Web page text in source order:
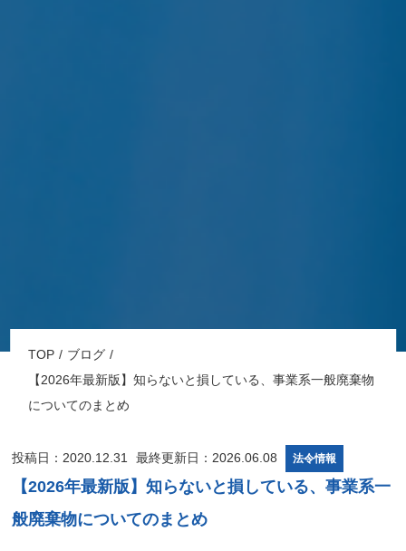
TOP
ブログ
【2026年最新版】知らないと損している、事業系一般廃棄物
についてのまとめ
投稿日：2020.12.31 最終更新日：2026.06.08 法令情報
【2026年最新版】知らないと損している、事業系一
般廃棄物についてのまとめ